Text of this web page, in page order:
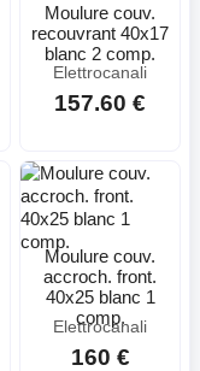
Moulure couv.
recouvrant 40x17
blanc 2 comp.
Elettrocanali
157.60 €
Moulure couv.
accroch. front.
40x25 blanc 1
comp.
Elettrocanali
160 €